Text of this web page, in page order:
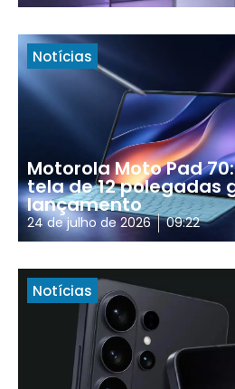
Notícias
Motorola Moto Pad
tela de 12 polegadas
lançamento
24 de julho de 2026 09:22
Notícias